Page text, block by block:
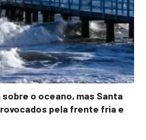
o oceano, mas Santa
pela frente fria e